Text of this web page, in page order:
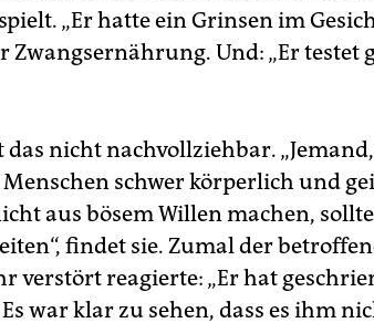
„Er hatte ein Grinsen im
Zwangsernährung. Und: „Er testet
nicht nachvollziehbar.
schwer körperlich und
aus bösem Willen machen,
findet sie. Zumal der
verstört reagierte: „Er hat
war klar zu sehen, dass es ihm